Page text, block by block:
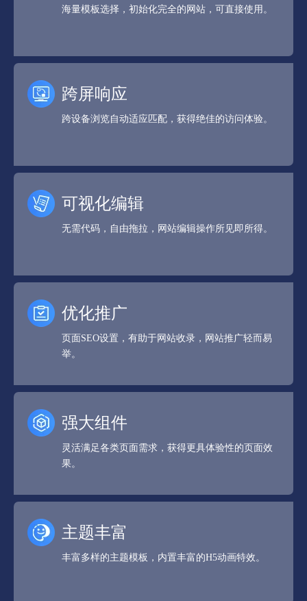
海量模板选择，初始化完全的网站，可直接使用。
跨屏响应
跨设备浏览自动适应匹配，获得绝佳的访问体验。
可视化编辑
无需代码，自由拖拉，网站编辑操作所见即所得。
优化推广
页面SEO设置，有助于网站收录，网站推广轻而易
举。
强大组件
灵活满足各类页面需求，获得更具体验性的页面效
果。
主题丰富
丰富多样的主题模板，内置丰富的H5动画特效。